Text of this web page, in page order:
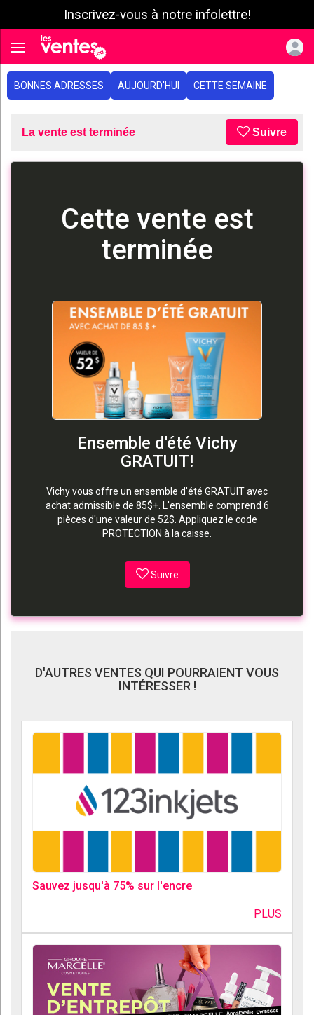
Inscrivez-vous à notre infolettre!
Toggle navigation
BONNES ADRESSES AUJOURD'HUI CETTE SEMAINE
La vente est terminée Suivre
Cette vente est
terminée
Ensemble d'été Vichy
GRATUIT!
Vichy vous offre un ensemble d'été GRATUIT avec
achat admissible de 85$+. L'ensemble comprend 6
pièces d'une valeur de 52$. Appliquez le code
PROTECTION à la caisse.
Suivre
D'AUTRES VENTES QUI POURRAIENT VOUS
INTÉRESSER !
Sauvez jusqu'à 75% sur l'encre
PLUS